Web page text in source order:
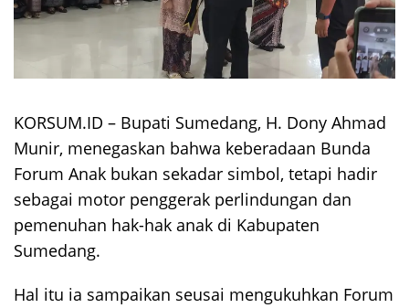
KORSUM.ID – Bupati Sumedang, H. Dony Ahmad
Munir, menegaskan bahwa keberadaan Bunda
Forum Anak bukan sekadar simbol, tetapi hadir
sebagai motor penggerak perlindungan dan
pemenuhan hak-hak anak di Kabupaten
Sumedang.
Hal itu ia sampaikan seusai mengukuhkan Forum